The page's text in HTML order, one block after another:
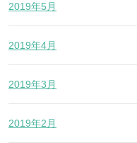
2019年5月
2019年4月
2019年3月
2019年2月